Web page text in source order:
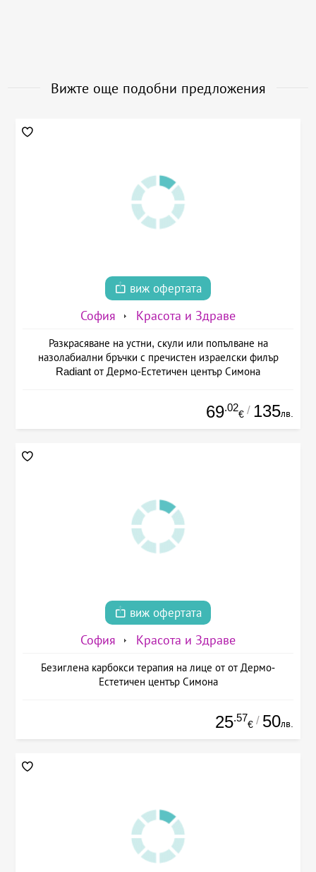
Вижте още подобни предложения
виж офертата
София Красота и Здраве
Разкрасяване на устни, скули или попълване на
назолабиални бръчки с пречистен израелски филър
Radiant от Дермо-Естетичен център Симона
69.02
€ / 135лв.
виж офертата
София Красота и Здраве
Безиглена карбокси терапия на лице от от Дермо-
Естетичен център Симона
25.57
€ / 50лв.